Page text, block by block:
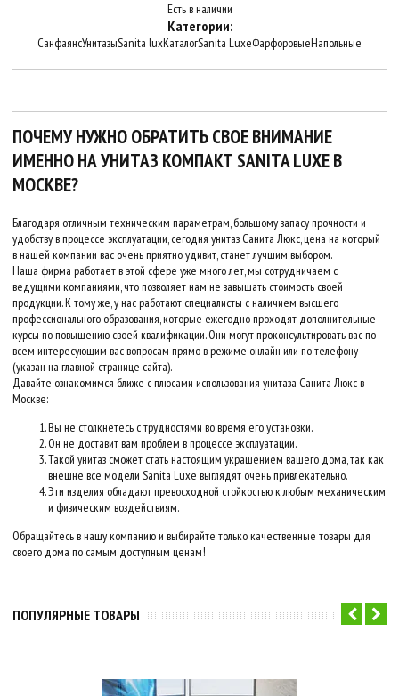
Есть в наличии
Категории:
СанфаянсУнитазыSanita luxКаталогSanita LuxeФарфоровыеНапольные
ПОЧЕМУ НУЖНО ОБРАТИТЬ СВОЕ ВНИМАНИЕ
ИМЕННО НА УНИТАЗ КОМПАКТ SANITA LUXE В
МОСКВЕ?
Благодаря отличным техническим параметрам, большому запасу прочности и
удобству в процессе эксплуатации, сегодня унитаз Санита Люкс, цена на который
в нашей компании вас очень приятно удивит, станет лучшим выбором.
Наша фирма работает в этой сфере уже много лет, мы сотрудничаем с
ведущими компаниями, что позволяет нам не завышать стоимость своей
продукции. К тому же, у нас работают специалисты с наличием высшего
профессионального образования, которые ежегодно проходят дополнительные
курсы по повышению своей квалификации. Они могут проконсультировать вас по
всем интересующим вас вопросам прямо в режиме онлайн или по телефону
(указан на главной странице сайта).
Давайте ознакомимся ближе с плюсами использования унитаза Санита Люкс в
Москве:
Вы не столкнетесь с трудностями во время его установки.
Он не доставит вам проблем в процессе эксплуатации.
Такой унитаз сможет стать настоящим украшением вашего дома, так как
внешне все модели Sanita Luxe выглядят очень привлекательно.
Эти изделия обладают превосходной стойкостью к любым механическим
и физическим воздействиям.
Обращайтесь в нашу компанию и выбирайте только качественные товары для
своего дома по самым доступным ценам!
ПОПУЛЯРНЫЕ ТОВАРЫ